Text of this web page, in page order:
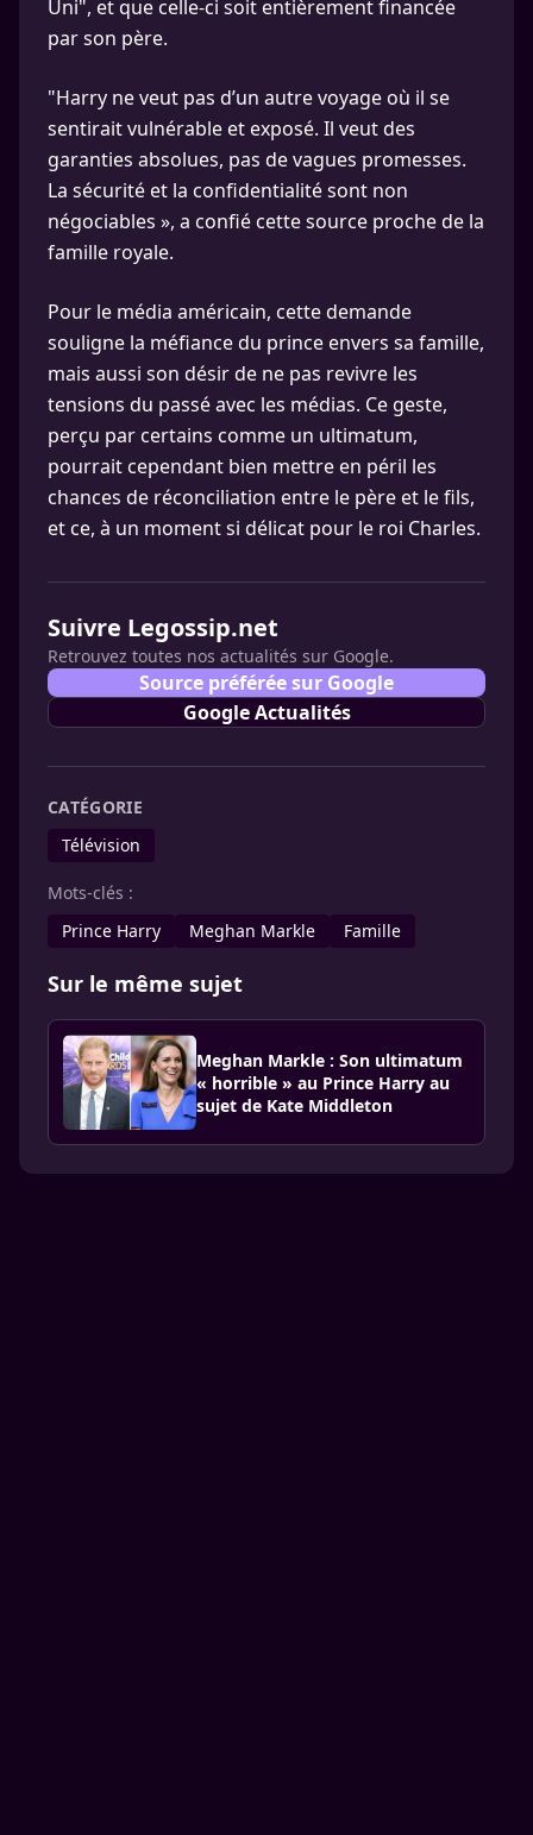
Uni", et que celle-ci soit entièrement financée
par son père.
"Harry ne veut pas d’un autre voyage où il se
sentirait vulnérable et exposé. Il veut des
garanties absolues, pas de vagues promesses.
La sécurité et la confidentialité sont non
négociables », a confié cette source proche de la
famille royale.
Pour le média américain, cette demande
souligne la méfiance du prince envers sa famille,
mais aussi son désir de ne pas revivre les
tensions du passé avec les médias. Ce geste,
perçu par certains comme un ultimatum,
pourrait cependant bien mettre en péril les
chances de réconciliation entre le père et le fils,
et ce, à un moment si délicat pour le roi Charles.
Suivre Legossip.net
Retrouvez toutes nos actualités sur Google.
Source préférée sur Google
Google Actualités
CATÉGORIE
Télévision
Mots-clés :
Prince Harry
Meghan Markle Famille
Sur le même sujet
Meghan Markle : Son ultimatum
« horrible » au Prince Harry au
sujet de Kate Middleton